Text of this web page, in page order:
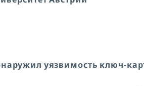
уязвимость ключ-